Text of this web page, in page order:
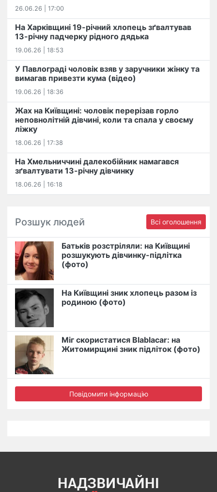
26.06.26 | 17:00
На Харківщині 19-річний хлопець​ ️зґвалтував
13-річну падчерку рідного дядька
19.06.26 | 18:53
У Павлограді чоловік взяв у заручники жінку та
вимагав привезти кума (відео)
19.06.26 | 18:36
Жах на Київщині: чоловік перерізав горло
неповнолітній дівчині, коли та спала у своєму
ліжку
18.06.26 | 17:38
На Хмельниччині далекобійник намагався
зґвалтувати 13-річну дівчинку
18.06.26 | 16:18
Розшук людей Всі оголошення
Батьків розстріляли: на Київщині
розшукують дівчинку-підлітка
(фото)
На Київщині зник хлопець разом із
родиною (фото)
Міг скористатися Blablacar: на
Житомирщині зник підліток (фото)
Повідомити інформацію